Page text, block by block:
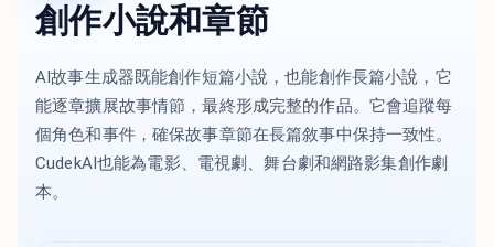
創作小說和章節
AI故事生成器既能創作短篇小說，也能創作長篇小說，它
能逐章擴展故事情節，最終形成完整的作品。它會追蹤每
個角色和事件，確保故事章節在長篇敘事中保持一致性。
CudekAI也能為電影、電視劇、舞台劇和網路影集創作劇
本。